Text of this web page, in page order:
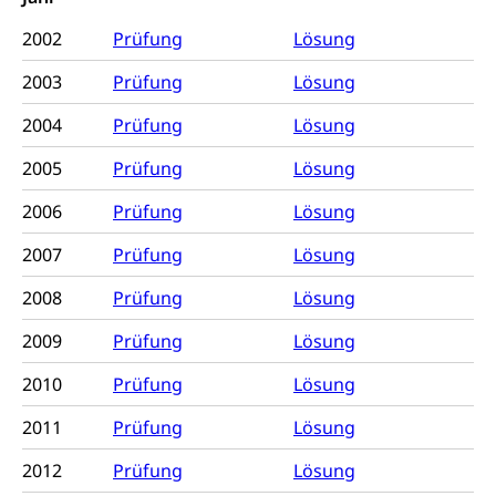
2002
Prüfung
Lösung
2003
Prüfung
Lösung
2004
Prüfung
Lösung
2005
Prüfung
Lösung
2006
Prüfung
Lösung
2007
Prüfung
Lösung
2008
Prüfung
Lösung
2009
Prüfung
Lösung
2010
Prüfung
Lösung
2011
Prüfung
Lösung
2012
Prüfung
Lösung
AHV / IV
Altersrente, Invalidenrente, Witwenrente,
Sozialversicherung, Vorsorgeeinrichtung,
Pensionskasse, erste Säule, zweite Säule, dritte
Säule, Hilflosenentschädigung,
Ergänzungsleistungen, Altersvorsorge,
Todesfallversicherung
Hilfslosenentschädigung (WAS Luzern)
AHV-Hinterlassenenrente (WAS Luzern)
AHV-Beiträge (WAS Luzern)
Informationsstelle AHV/IV
Ergänzungsleistungen (EL) (WAS Luzern)
AHV-Altersrente (WAS Luzern)
IV-Leistungen (WAS Luzern)
Behinderung
Körperbehinderung, körperliche Behinderung,
geistige Behinderung, psychische Behinderung,
Erwerbsunfähigkeit, Behinderte
Inklusion im Sport
Menschen mit Behinderungen
Kultur und Medien
Archive und Bibliotheken
Bücher, Bundesarchiv, Landesbibliothek